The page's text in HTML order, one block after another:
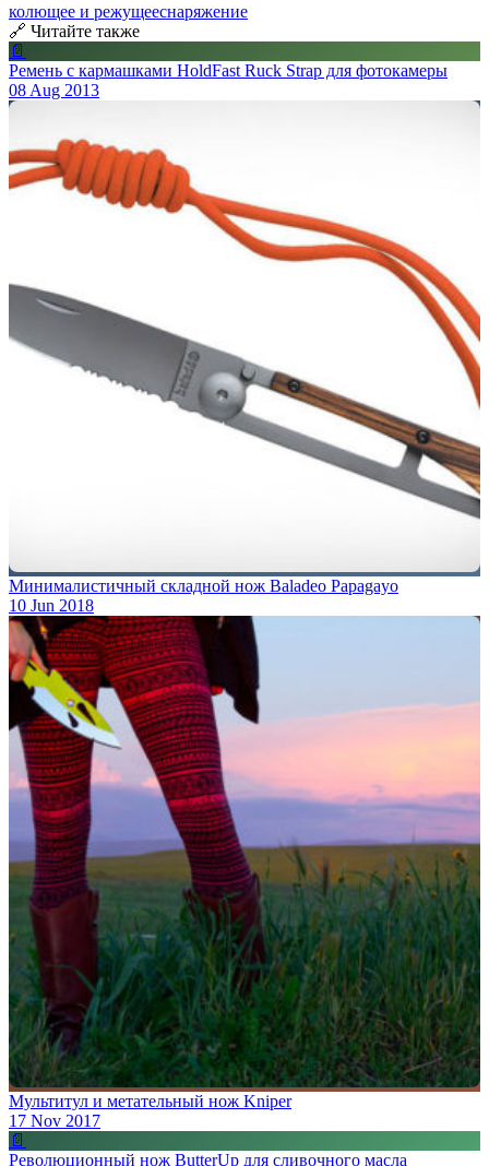
колющее и режущееснаряжение
🔗 Читайте также
📄
Ремень с кармашками HoldFast Ruck Strap для фотокамеры
08 Aug 2013
Минималистичный складной нож Baladeo Papagayo
10 Jun 2018
Мультитул и метательный нож Kniper
17 Nov 2017
📄
Революционный нож ButterUp для сливочного масла